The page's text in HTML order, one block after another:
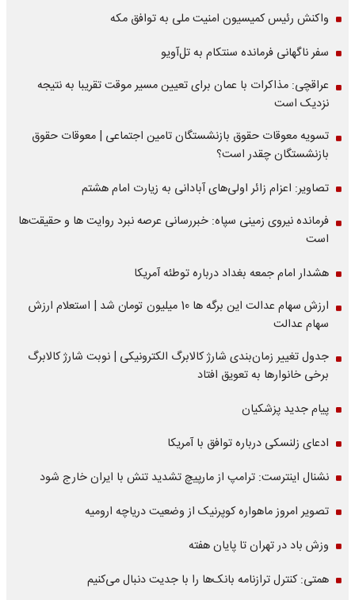
واکنش رئیس کمیسیون امنیت ملی به توافق مکه
سفر ناگهانی فرمانده سنتکام به تل‌آویو
عراقچی: مذاکرات با عمان برای تعیین مسیر موقت تقریبا به نتیجه
نزدیک است
تسویه معوقات حقوق بازنشستگان تامین اجتماعی | معوقات حقوق
بازنشستگان چقدر است؟
تصاویر: اعزام زائر اولی‌های آبادانی به زیارت امام هشتم
فرمانده نیروی زمینی سپاه: خبررسانی عرصه نبرد روایت ها و حقیقت‌ها
است
هشدار امام جمعه بغداد درباره توطئه آمریکا
ارزش سهام عدالت این برگه ها 10 میلیون تومان شد | استعلام ارزش
سهام عدالت
جدول تغییر زمان‌بندی شارژ کالابرگ الکترونیکی | نوبت شارژ کالابرگ
برخی خانوارها به تعویق افتاد
پیام جدید پزشکیان
ادعای زلنسکی درباره توافق با آمریکا
نشنال اینترست: ترامپ از مارپیچ تشدید تنش با ایران خارج شود
تصویر امروز ماهواره کوپرنیک از وضعیت دریاچه ارومیه
وزش باد در تهران تا پایان هفته
همتی: کنترل ترازنامه بانک‌ها را با جدیت دنبال می‌کنیم